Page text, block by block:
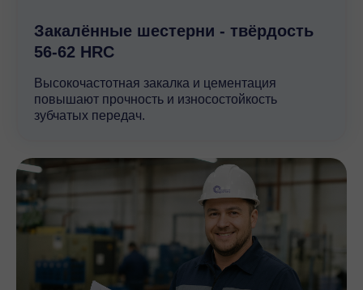
стабильность и надежность в работе.
Закалённые шестерни - твёрдость
56-62 HRC
Высокочастотная закалка и цементация
повышают прочность и износостойкость
зубчатых передач.